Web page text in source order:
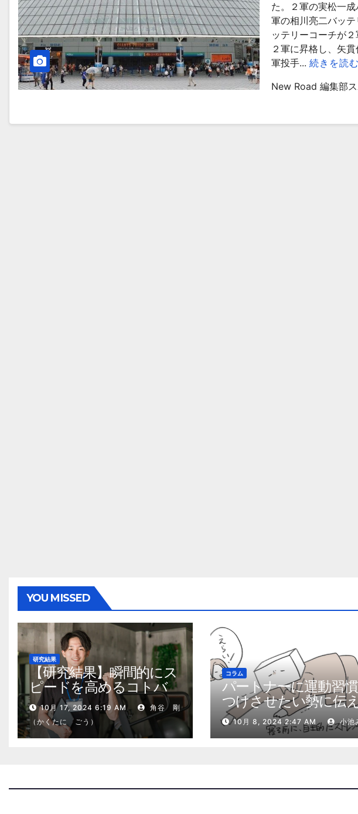
た。２軍の実松一
軍の相川亮二バッ
ッテリーコーチが
２軍に昇格し、矢
軍投手... 続きを読む
New Road 編集部
YOU MISSED
研究結果
【研究結果】瞬間的にス
ピードを高めるコトバ
の威力
10月 17, 2024 6:19 AM
角谷 剛
（かくたに ごう）
コラム
パートナーに運動習
つけさせたい勢に伝
る、私が夫の筋肉量を
2kg増やした5ステッ
10月 8, 2024 2:47 AM 小池